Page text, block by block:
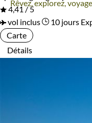
Rêvez, explorez,
Environnement
Haute Montagne
4,41 / 5
vol inclus
10 jours
Carte
Détails